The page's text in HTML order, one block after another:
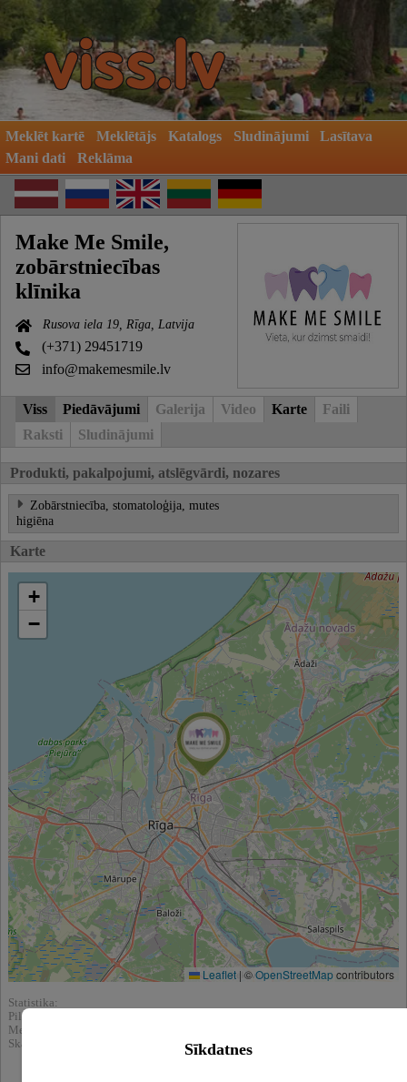
Meklēt kartē Meklētājs Katalogs Sludinājumi
Lasītava
Mani dati
Reklāma
Make Me Smile,
zobārstniecības
klīnika
Rusova iela 19, Rīga, Latvija
(+371) 29451719
info@makemesmile.lv
Viss Piedāvājumi Galerija Video Karte
Faili
Raksti
Sludinājumi
Produkti, pakalpojumi, atslēgvārdi, nozares
Zobārstniecība, stomatoloģija, mutes
higiēna
Karte
+
−
Leaflet | ©OpenStreetMapcontributors
Statistika:
Pilnībā apskatīts : 926
Meklēšnas rezultātos parādīts : 7085
Skatīt arī katalogā :
Zobārstniecība, stomatoloģija, mutes higiēna
Sīkdatnes